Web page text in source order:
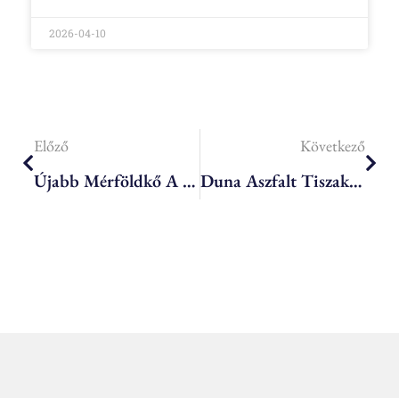
2026-04-10
Előző
Újabb Mérföldkő A Kecskeméti Piarista Gimnázium Felújításában
Következő
Duna Aszfalt Tiszakécskei Telephelyfejlesztés